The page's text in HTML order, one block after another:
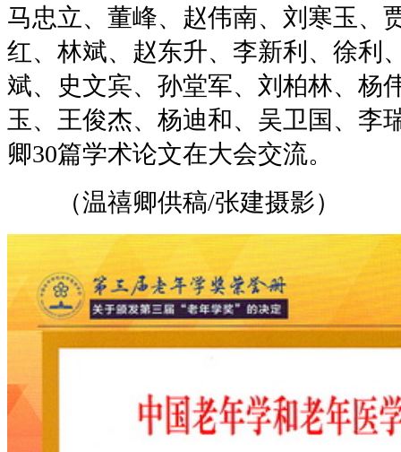
马忠立、董峰、赵伟南、刘寒玉、
红、林斌、赵东升、李新利、徐利
斌、史文宾、孙堂军、刘柏林、杨
玉、王俊杰、杨迪和、吴卫国、李
卿30篇学术论文在大会交流。
（温禧卿供稿/张建摄影）